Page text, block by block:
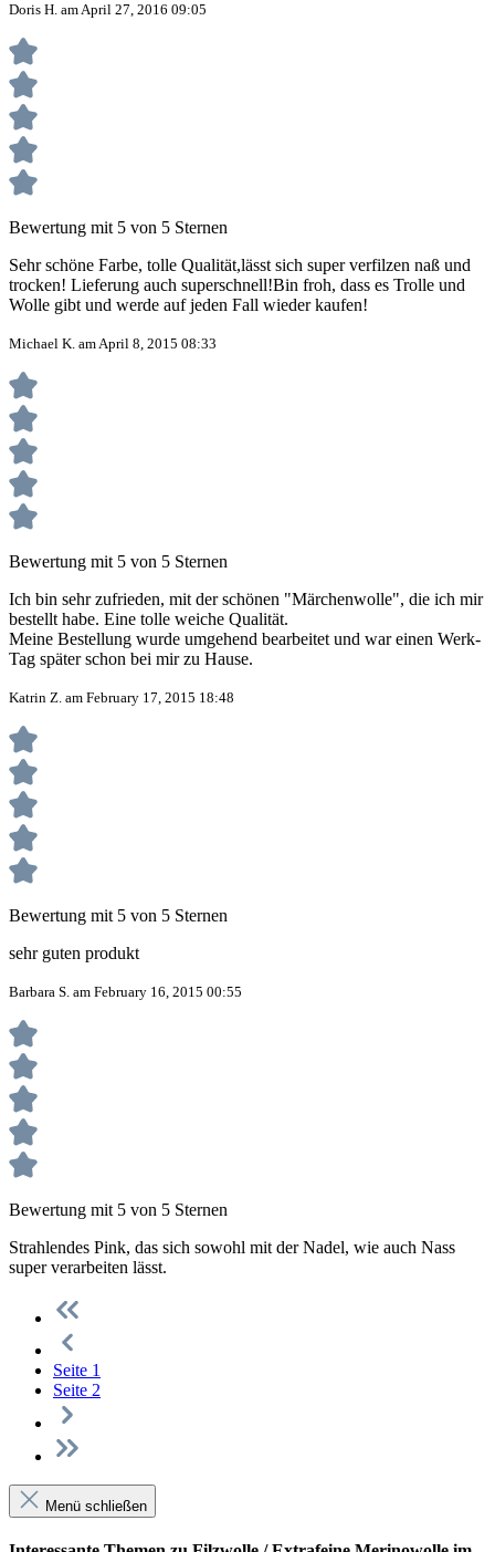
Doris H. am April 27, 2016 09:05
Bewertung mit 5 von 5 Sternen
Sehr schöne Farbe, tolle Qualität,lässt sich super verfilzen naß und
trocken! Lieferung auch superschnell!Bin froh, dass es Trolle und
Wolle gibt und werde auf jeden Fall wieder kaufen!
Michael K. am April 8, 2015 08:33
Bewertung mit 5 von 5 Sternen
Ich bin sehr zufrieden, mit der schönen "Märchenwolle", die ich mir
bestellt habe. Eine tolle weiche Qualität.
Meine Bestellung wurde umgehend bearbeitet und war einen Werk-
Tag später schon bei mir zu Hause.
Katrin Z. am February 17, 2015 18:48
Bewertung mit 5 von 5 Sternen
sehr guten produkt
Barbara S. am February 16, 2015 00:55
Bewertung mit 5 von 5 Sternen
Strahlendes Pink, das sich sowohl mit der Nadel, wie auch Nass
super verarbeiten lässt.
Seite 1
Seite 2
Menü schließen